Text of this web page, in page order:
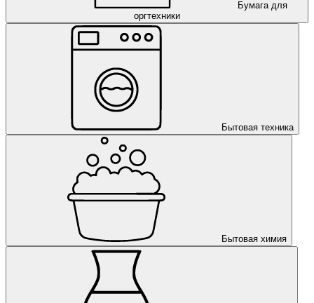
Бумага для
оргтехники
Бытовая техника
Бытовая химия